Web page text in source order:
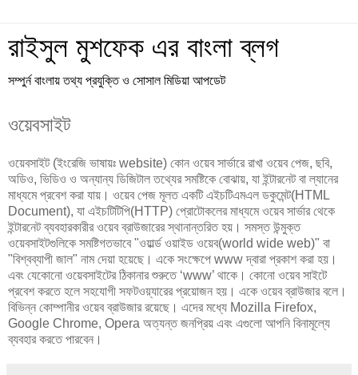
রাইসুল মুশফেক এর বাংলা ব্লগ
সম্পুর্ন বাংলায় তথ্য প্রযুক্তি ও সোসাল মিডিয়া আপডেট
ওয়েবসাইট
ওয়েবসাইট (ইংরেজি ভাষায়ঃ website) কোন ওয়েব সার্ভারে রাখা ওয়েব পেজ, ছবি,
অডিও, ভিডিও ও অন্যান্য ডিজিটাল তথ্যের সমষ্টিকে বোঝায়, যা ইন্টারনেট বা ল্যানের
মাধ্যমে প্রবেশ করা যায়। ওয়েব পেজ মূলত একটি এইচটিএমএল ডকুমেন্ট(HTML
Document), যা এইচটিটিপি(HTTP) প্রোটোকলের মাধ্যমে ওয়েব সার্ভার থেকে
ইন্টারনেট ব্যবহারকারীর ওয়েব ব্রাউজারের স্থানান্তরিত হয়। সমস্ত উন্মুক্ত
ওয়েবসাইটগুলিকে সমষ্টিগতভাবে "ওয়ার্ল্ড ওয়াইড ওয়েব(world wide web)" বা
"বিশ্বব্যাপী জাল" নাম দেয়া হয়েছে। একে সংক্ষেপে www দ্বারা প্রকাশ করা হয়।
এবং যেকোনো ওয়েবসাইটের ঠিকানার শুরুতে ‘www’ থাকে। কোনো ওয়েব সাইটে
প্রবেশ করতে হলে সহযোগী সফটওয়্যারের প্রয়োজন হয়। একে ওয়েব ব্রাউজার বলে।
বিভিন্ন কোম্পানীর ওয়েব ব্রাউজার রয়েছে। এদের মধ্যে Mozilla Firefox,
Google Chrome, Opera অত্যন্ত জনপ্রিয় এবং এগুলো আপনি বিনামূল্যে
ব্যবহার করতে পারবেন।